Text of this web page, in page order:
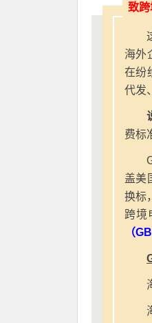
致跨
海外
在纷
代发
费标
盖美
换标
跨境
（